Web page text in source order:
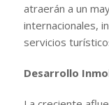
atraerán a un
internacionales,
servicios
Desarrollo